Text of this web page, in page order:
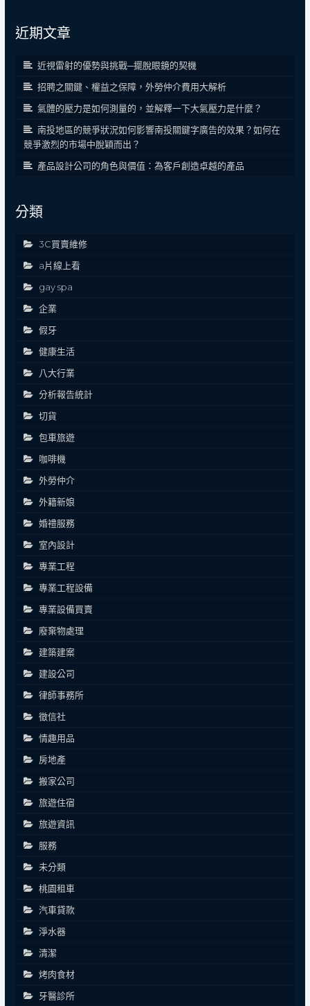
近期文章
近視雷射的優勢與挑戰─擺脫眼鏡的契機
招聘之關鍵、權益之保障，外勞仲介費用大解析
氣體的壓力是如何測量的，並解釋一下大氣壓力是什麼？
南投地區的競爭狀況如何影響南投關鍵字廣告的效果？如何在
競爭激烈的市場中脫穎而出？
產品設計公司的角色與價值：為客戶創造卓越的產品
分類
3C買賣維修
a片線上看
gay spa
企業
假牙
健康生活
八大行業
分析報告統計
切貨
包車旅遊
咖啡機
外勞仲介
外籍新娘
婚禮服務
室內設計
專業工程
專業工程設備
專業設備買賣
廢棄物處理
建築建案
建設公司
律師事務所
徵信社
情趣用品
房地產
搬家公司
旅遊住宿
旅遊資訊
服務
未分類
桃園租車
汽車貸款
淨水器
清潔
烤肉食材
牙醫診所